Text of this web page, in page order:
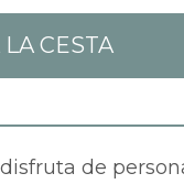
CESTA
de